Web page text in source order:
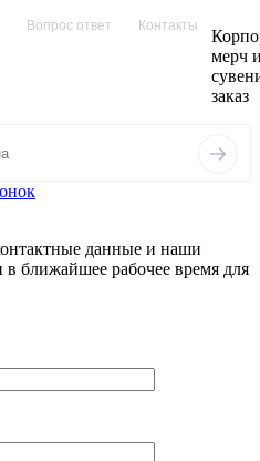
Вопрос ответ Контакты
мерч
заказ
данные и наши
ближайшее рабочее время для